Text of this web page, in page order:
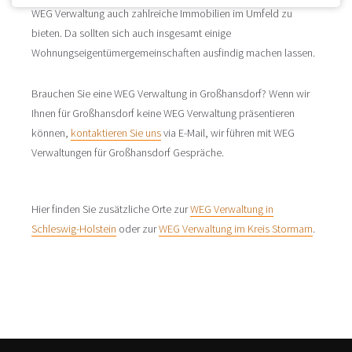
WEG Verwaltung auch zahlreiche Immobilien im Umfeld zu
bieten. Da sollten sich auch insgesamt einige
Wohnungseigentümergemeinschaften ausfindig machen lassen.
Brauchen Sie eine WEG Verwaltung in Großhansdorf? Wenn wir
Ihnen für Großhansdorf keine WEG Verwaltung präsentieren
können, kontaktieren Sie unsvia E-Mail, wir führen mit WEG
Verwaltungen für Großhansdorf Gespräche.
Hier finden Sie zusätzliche Orte zurWEG Verwaltung in
Schleswig-Holstein oder zurWEG Verwaltung im Kreis Stormarn.